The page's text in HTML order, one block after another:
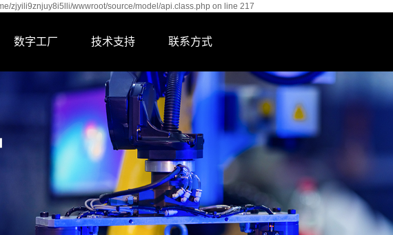
zjyili9znjuy8i5lli/wwwroot/source/model/api.class.php on line 217
数字工厂 技术支持 联系方式
联系我们